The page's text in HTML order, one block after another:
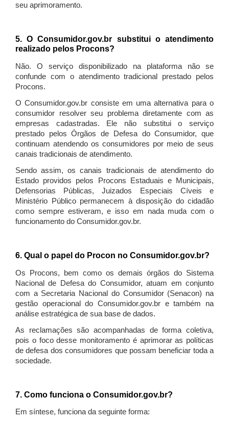
seu aprimoramento.
5. O Consumidor.gov.br substitui o atendimento
realizado pelos Procons?
Não. O serviço disponibilizado na plataforma não se
confunde com o atendimento tradicional prestado pelos
Procons.
O Consumidor.gov.br consiste em uma alternativa para o
consumidor resolver seu problema diretamente com as
empresas cadastradas. Ele não substitui o serviço
prestado pelos Órgãos de Defesa do Consumidor, que
continuam atendendo os consumidores por meio de seus
canais tradicionais de atendimento.
Sendo assim, os canais tradicionais de atendimento do
Estado providos pelos Procons Estaduais e Municipais,
Defensorias Públicas, Juizados Especiais Cíveis e
Ministério Público permanecem à disposição do cidadão
como sempre estiveram, e isso em nada muda com o
funcionamento do Consumidor.gov.br.
6. Qual o papel do Procon no Consumidor.gov.br?
Os Procons, bem como os demais órgãos do Sistema
Nacional de Defesa do Consumidor, atuam em conjunto
com a Secretaria Nacional do Consumidor (Senacon) na
gestão operacional do Consumidor.gov.br e também na
análise estratégica de sua base de dados.
As reclamações são acompanhadas de forma coletiva,
pois o foco desse monitoramento é aprimorar as políticas
de defesa dos consumidores que possam beneficiar toda a
sociedade.
7. Como funciona o Consumidor.gov.br?
Em síntese, funciona da seguinte forma: